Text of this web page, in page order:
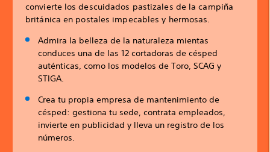
convierte los descuidados pastizales de la campiña
británica en postales impecables y hermosas.
Admira la belleza de la naturaleza mientas
conduces una de las 12 cortadoras de césped
auténticas, como los modelos de Toro, SCAG y
STIGA.
Crea tu propia empresa de mantenimiento de
césped: gestiona tu sede, contrata empleados,
invierte en publicidad y lleva un registro de los
números.